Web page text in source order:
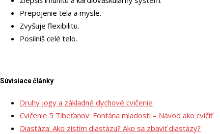
Prepojenie tela a mysle.
Zvyšuje flexibilitu.
Posilníš celé telo.
Súvisiace články
Druhy jogy a základné dychové cvičenie
Cvičenie 5 Tibeťanov: Fontána mladosti – Návod ako cvičiť
Diastáza: Ako zistím diastázu? Ako sa zbaviť diastázy?